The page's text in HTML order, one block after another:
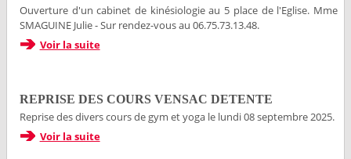
Ouverture d'un cabinet de kinésiologie au 5 place de l'Eglise. Mme
SMAGUINE Julie - Sur rendez-vous au 06.75.73.13.48.
Voir la suite
REPRISE DES COURS VENSAC DETENTE
Reprise des divers cours de gym et yoga le lundi 08 septembre 2025.
Voir la suite